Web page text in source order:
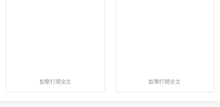
點擊打開全文 點擊打開全文